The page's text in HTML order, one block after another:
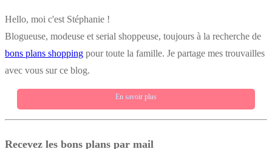
Hello, moi c'est Stéphanie !
Blogueuse, modeuse et serial shoppeuse, toujours à la recherche de
bons plans shopping pour toute la famille. Je partage mes trouvailles
avec vous sur ce blog.
En savoir plus
Recevez les bons plans par mail